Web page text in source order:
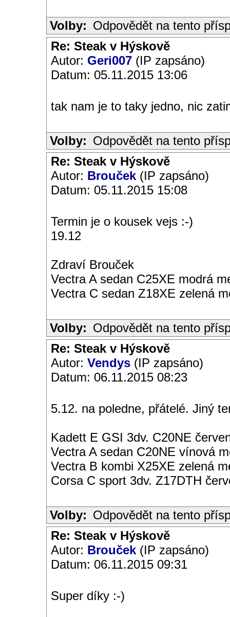
Volby: Odpovědět na tento
Re: Steak v Hýskově
Autor: Geri007 (IP zapsáno)
Datum: 05.11.2015 13:06
tak nam je to taky jedno, nic
Volby: Odpovědět na tento
Re: Steak v Hýskově
Autor: Brouček (IP zapsáno)
Datum: 05.11.2015 15:08
Termin je o kousek vejs :-)
19.12
Zdraví Brouček
Vectra A sedan C25XE modrá
Vectra C sedan Z18XE zelená
Volby: Odpovědět na tento
Re: Steak v Hýskově
Autor: Vendys (IP zapsáno)
Datum: 06.11.2015 08:23
5.12. na poledne, přátelé. Jiný
Kadett E GSI 3dv. C20NE
Vectra A sedan C20NE vínová
Vectra B kombi X25XE zelená
Corsa C sport 3dv. Z17DTH
Volby: Odpovědět na tento
Re: Steak v Hýskově
Autor: Brouček (IP zapsáno)
Datum: 06.11.2015 09:31
Super díky :-)